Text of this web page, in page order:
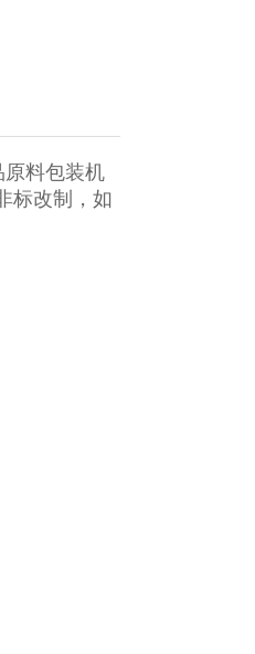
料包装机
标改制，如